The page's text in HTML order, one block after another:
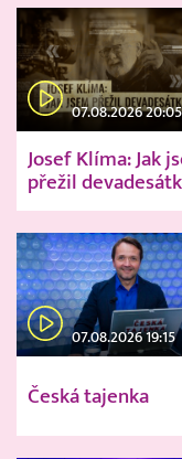
07.08.2026 20:05
Josef Klíma: Jak
přežil
07.08.2026 19:15
Česká tajenka